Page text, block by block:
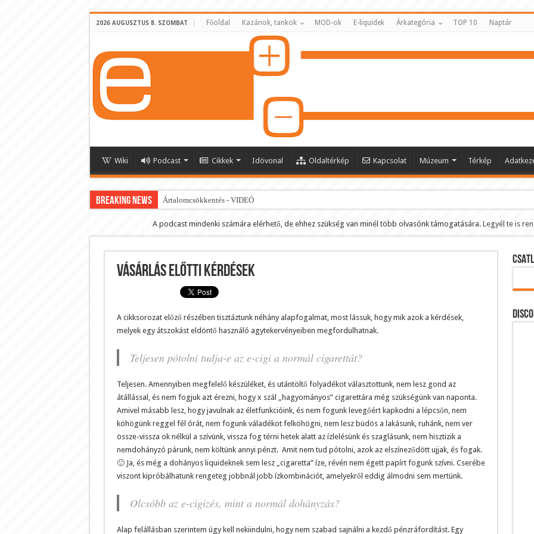
2026 AUGUSZTUS 8. SZOMBAT Főoldal Kazánok, tankok MOD-ok E-liquidek Árkategória TOP 10 Naptár
Wiki Podcast Cikkek Idövonal Oldaltérkép Kapcsolat Múzeum Térkép
BREAKING NEWS Ártalomcsökkentés - VIDEÓ
E-cigi használati szokások 2.0
Android Podcast alkalmazás letöltése
A podcast mindenki számára elérhető, de ehhez szükség van minél több olvasónk támogatására. Legyél te is
Vásárlás előtti kérdések
A cikksorozat előző részében tisztáztunk néhány alapfogalmat, most lássuk, hogy mik azok a kérdések,
melyek egy átszokást eldöntő használó agytekervényeiben megfordulhatnak.
Teljesen pótolni tudja-e az e-cigi a normál cigarettát?
Teljesen. Amennyiben megfelelő készüléket, és utántöltő folyadékot választottunk, nem lesz gond az
átállással, és nem fogjuk azt érezni, hogy x szál „hagyományos” cigarettára még szükségünk van naponta.
Amivel másabb lesz, hogy javulnak az életfunkcióink, és nem fogunk levegőért kapkodni a lépcsőn, nem
köhögünk reggel fél órát, nem fogunk váladékot felköhögni, nem lesz büdös a lakásunk, ruhánk, nem ver
össze-vissza ok nélkül a szívünk, vissza fog térni hetek alatt az ízlelésünk és szaglásunk, nem hisztizik a
nemdohányzó párunk, nem költünk annyi pénzt. Amit nem tud pótolni, azok az elszíneződött ujjak, és fogak.
🙂 Ja, és még a dohányos liquideknek sem lesz „cigaretta” íze, révén nem égett papírt fogunk szívni. Cserébe
viszont kipróbálhatunk rengeteg jobbnál jobb ízkombinációt, amelyekről eddig álmodni sem mertünk.
Olcsóbb az e-cigizés, mint a normál dohányzás?
Alap felállásban szerintem úgy kell nekiindulni, hogy nem szabad sajnálni a kezdő pénzráfordítást. Egy